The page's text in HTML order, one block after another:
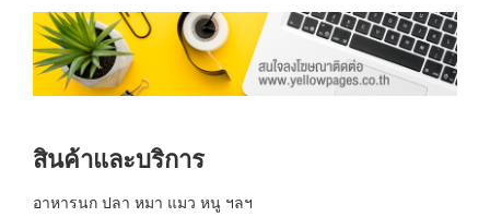
สินค้าและบริการ
อาหารนก ปลา หมา แมว หนู ฯลฯ